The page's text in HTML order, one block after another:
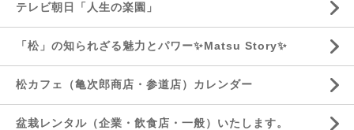
テレビ朝日「人生の楽園」
「松」の知られざる魅力とパワー✨Matsu Story✨
松カフェ（亀次郎商店・参道店）カレンダー
盆栽レンタル（企業・飲食店・一般）いたします。